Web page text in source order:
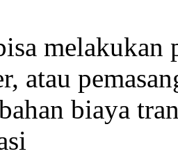
melakukan
atau
biaya